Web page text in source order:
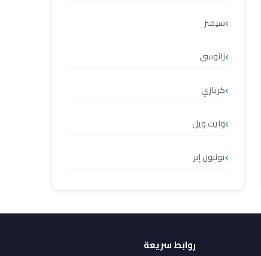
سيمنز
زانوسي
كريازي
وايت ويل
يونيون إير
روابط سريعة